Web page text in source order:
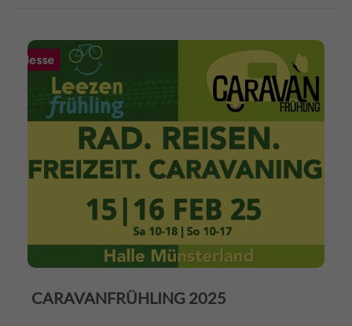
CARAVANFRÜHLING 2025